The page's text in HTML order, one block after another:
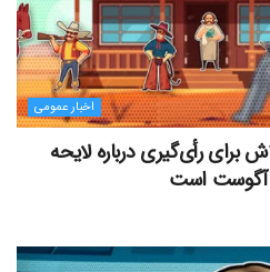
اخبار عمومی
برای رأی‌گیری درباره لایحه